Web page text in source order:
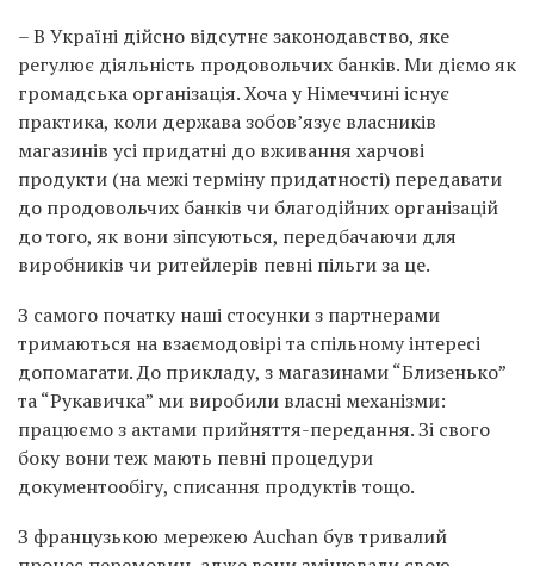
– В Україні дійсно відсутнє законодавство, яке
регулює діяльність продовольчих банків. Ми діємо як
громадська організація. Хоча у Німеччині існує
практика, коли держава зобов’язує власників
магазинів усі придатні до вживання харчові
продукти (на межі терміну придатності) передавати
до продовольчих банків чи благодійних організацій
до того, як вони зіпсуються, передбачаючи для
виробників чи ритейлерів певні пільги за це.
З самого початку наші стосунки з партнерами
тримаються на взаємодовірі та спільному інтересі
допомагати. До прикладу, з магазинами “Близенько”
та “Рукавичка” ми виробили власні механізми:
працюємо з актами прийняття-передання. Зі свого
боку вони теж мають певні процедури
документообігу, списання продуктів тощо.
З французькою мережею Auchan був тривалий